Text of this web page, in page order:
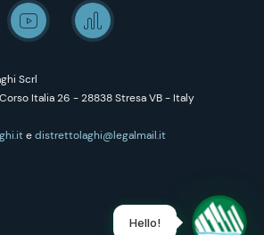
Scrl
Italia 26 - 28838 Stresa VB - Italy
edistrettolaghi@legalmail.it